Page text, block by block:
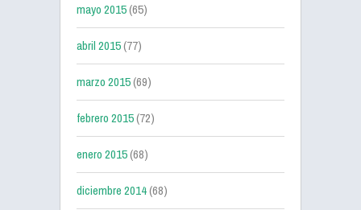
mayo 2015(65)
abril 2015(77)
marzo 2015(69)
febrero 2015(72)
enero 2015(68)
diciembre 2014(68)